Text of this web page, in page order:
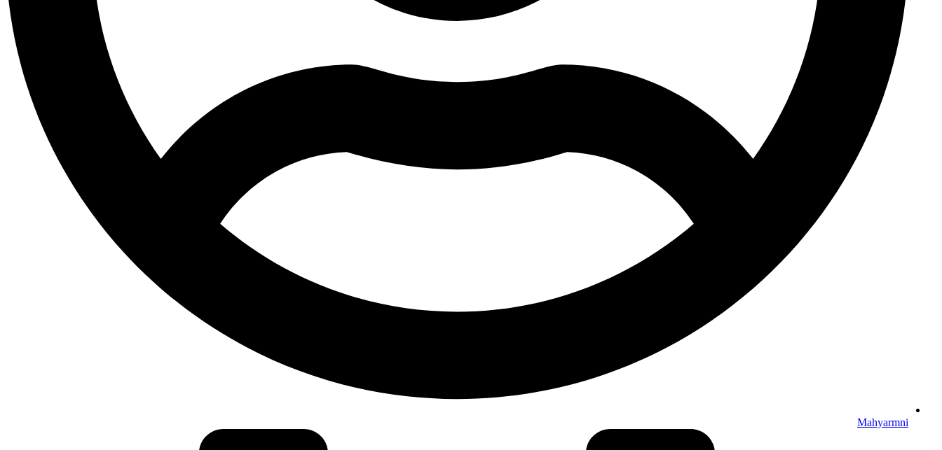
Mahyarmni